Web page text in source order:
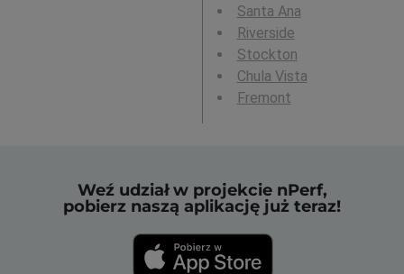
Santa Ana
Riverside
Stockton
Chula Vista
Fremont
Weź udział w projekcie nPerf,
pobierz naszą aplikację już teraz!